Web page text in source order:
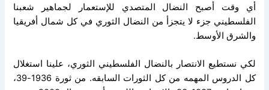
أي وقت أصبح النضال المتصدي للإستعمار لجماهير شعبنا
الفلسطيني جزء لا يتجزأ من النضال الثوري في كل شمال أفريقيا
والشرق الأوسط.
لكي نستطيع الانتصار بالنضال الفلسطيني الثوري، علينا استغلال
كل الدروس المهمه من كل الثورات السابقه. من ثورة 1936-39،